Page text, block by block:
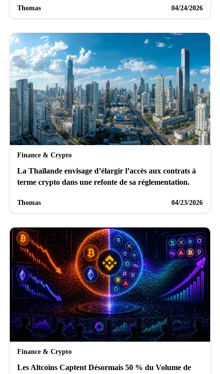
Thomas 04/24/2026
Finance & Crypto
La Thaïlande envisage d’élargir l’accès aux contrats à
terme crypto dans une refonte de sa réglementation.
Thomas 04/23/2026
Finance & Crypto
Les Altcoins Captent Désormais 50 % du Volume de